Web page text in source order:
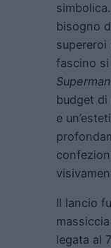
bisogno
fascino si
budget
e
Il lancio
legata al